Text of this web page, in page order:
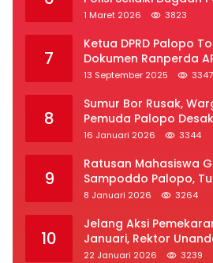
Subsidi di Palopo
1 Maret 2026 3823
7
Ketua DPRD Palopo
Dokumen Ranperda
2025
13 September 2025 3347
8
Sumur Bor Rusak,
Pemuda Palopo
16 Januari 2026 3344
9
Ratusan Mahasiswa
Sampoddo Palopo,
Provinsi Luwu Raya
8 Januari 2026 3264
10
Jelang Aksi
Januari, Rektor
Liburkan Mahasiswa
22 Januari 2026 3239